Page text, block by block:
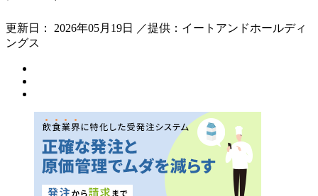
更新日： 2026年05月19日 ／提供：イートアンドホールディ
ングス